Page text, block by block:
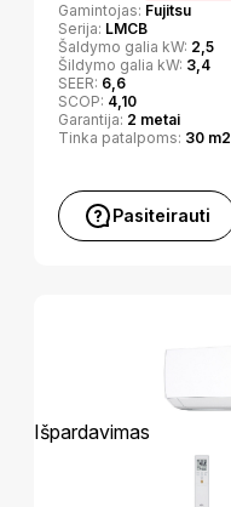
Gamintojas: Fujitsu
Serija: LMCB
Šaldymo galia kW: 2,5
Šildymo galia kW: 3,4
SEER: 6,6
SCOP: 4,10
Garantija: 2 metai
Tinka patalpoms: 30 m2
Pasiteirauti
Išpardavimas